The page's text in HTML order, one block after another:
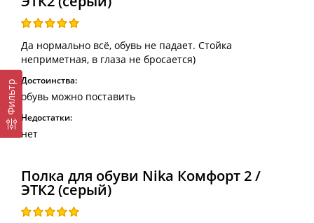
Фильтр
Да нормально всё, обувь не падает. Стойка
неприметная, в глаза не бросается)
Достоинства:
обувь можно поставить
Недостатки:
нет
Полка для обуви Nika Комфорт 2 /
ЭТК2 (серый)